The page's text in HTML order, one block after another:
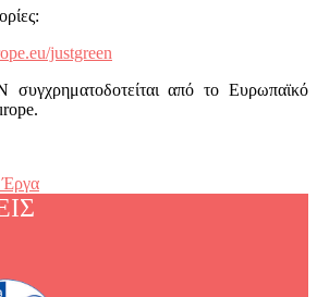
justgreen
από το Ευρωπαϊκό
Έργα